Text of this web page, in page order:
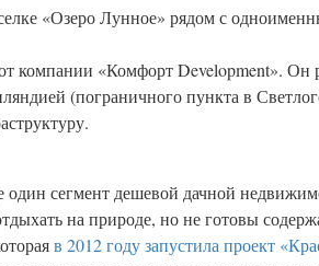
«Озеро Лунное» рядом с
«Комфорт Development». Он
(пограничного пункта в
один сегмент дешевой дачной
на природе, но не готовы
в 2012 году запустила проект